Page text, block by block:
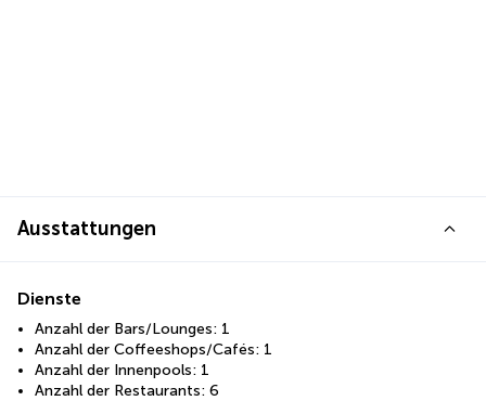
Ausstattungen
Dienste
Anzahl der Bars/Lounges: 1
Anzahl der Coffeeshops/Cafés: 1
Anzahl der Innenpools: 1
Anzahl der Restaurants: 6